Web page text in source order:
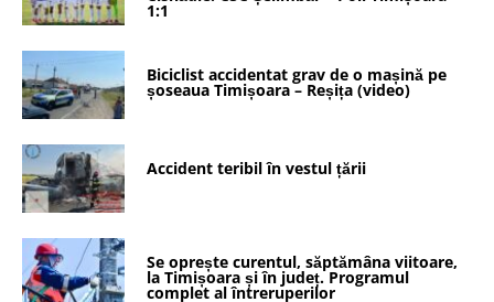
1:1
Biciclist accidentat grav de o mașină pe
șoseaua Timișoara – Reșița (video)
Accident teribil în vestul țării
Se oprește curentul, săptămâna viitoare,
la Timișoara și în județ. Programul
complet al întreruperilor